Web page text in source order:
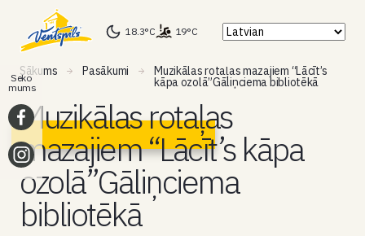
18.3°C 19°C
Sākums Pasākumi Muzikālas rotaļas mazajiem “Lācīt’s
kāpa ozolā”Gāliņciema bibliotēkā
Muzikālas rotaļas
mazajiem “Lācīt’s kāpa
ozolā”Gāliņciema
bibliotēkā
Seko
mums